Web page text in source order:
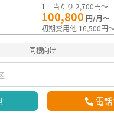
1日当たり 2,700円～
100,800 円/月～
初期費用他 16,500円
同棲向け
電